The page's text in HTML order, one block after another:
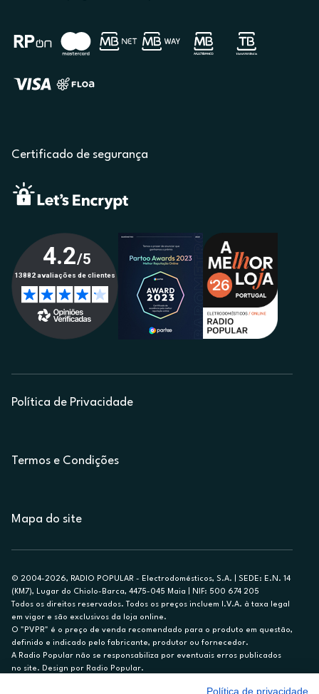
Certificado de segurança
Política de Privacidade
Termos e Condições
Mapa do site
© 2004-2026, RADIO POPULAR - Electrodomésticos, S.A. | SEDE: E.N. 14
(KM7), Lugar do Chiolo-Barca, 4475-045 Maia | NIF: 500 674 205
Todos os direitos reservados. Todos os preços incluem I.V.A. à taxa legal
em vigor e são exclusivos da loja online.
O "PVPR" é o preço de venda recomendado para o produto em questão,
definido e indicado pelo fabricante, produtor ou fornecedor.
A Radio Popular não se responsabiliza por eventuais erros publicados
no site. Design por Radio Popular.
Política de privacidade